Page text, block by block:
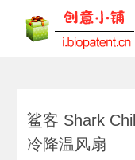
鲨客 Shark
冷降温风扇